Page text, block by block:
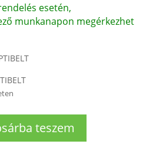
esetén,
munkanapon megérkezhet
teszem